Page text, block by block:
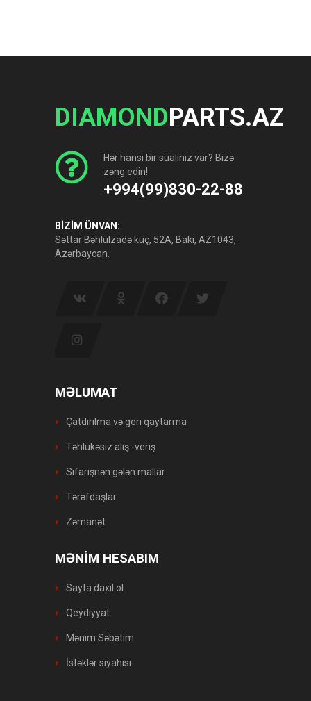
DIAMONDPARTS.AZ
Hər hansı bir sualınız var? Bizə
zəng edin!
+994(99)830-22-88
BİZİM ÜNVAN:
Səttar Bəhlulzadə küç, 52A, Bakı, AZ1043,
Azərbaycan.
MƏLUMAT
Çatdırılma və geri qaytarma
Təhlükəsiz alış -veriş
Sifarişnən gələn mallar
Tərəfdaşlar
Zəmanət
MƏNİM HESABIM
Sayta daxil ol
Qeydiyyat
Mənim Səbətim
İstəklər siyahısı